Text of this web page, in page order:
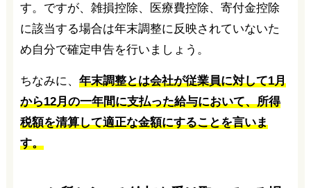
す。ですが、雑損控除、医療費控除、寄付金控除
に該当する場合は年末調整に反映されていないた
め自分で確定申告を行いましょう。
ちなみに、 年末調整とは会社が従業員に対して1月
から12月の一年間に支払った給与において、所得
税額を清算して適正な金額にすることを言いま
す。